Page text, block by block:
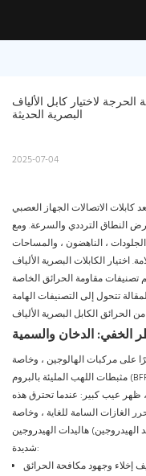
الحرجة لاختيار كابل الألياف
البصرية الحديثة
2025-07-04
كابلات الاتصالات الجهاز العصبي
النطاق الترددي والسرعة. ومع
، الناهضون ، والمساحات
الكابلات البصرية الألياف
تصنيفات مقاومة الحرائق الخاصة
تتحول إلى التصنيفات الهامة
الخفي: الدخان والسمية
على مركبات الهالوجين ، وخاصة
مثبطات اللهب المليئة بالبروم (BFRS) ومواد مثل كلوريد البولي فينيل (PVC) ، التي
ظهر عيب كبير: عندما تحترق هذه
الغازات السامة للغاية ، وخاصة
هاليدات الهيدروجين (مثل كلوريد الهيدروجين - HCL). هذه الغازات تشكل مخاطر
شديدة: